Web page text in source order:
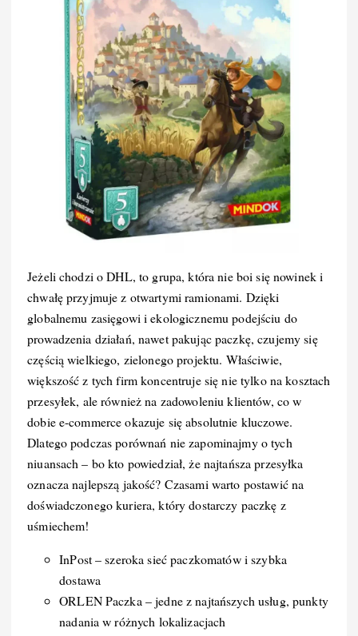
Jeżeli chodzi o DHL, to grupa, która nie boi się nowinek i
chwałę przyjmuje z otwartymi ramionami. Dzięki
globalnemu zasięgowi i ekologicznemu podejściu do
prowadzenia działań, nawet pakując paczkę, czujemy się
częścią wielkiego, zielonego projektu. Właściwie,
większość z tych firm koncentruje się nie tylko na kosztach
przesyłek, ale również na zadowoleniu klientów, co w
dobie e-commerce okazuje się absolutnie kluczowe.
Dlatego podczas porównań nie zapominajmy o tych
niuansach – bo kto powiedział, że najtańsza przesyłka
oznacza najlepszą jakość? Czasami warto postawić na
doświadczonego kuriera, który dostarczy paczkę z
uśmiechem!
InPost – szeroka sieć paczkomatów i szybka
dostawa
ORLEN Paczka – jedne z najtańszych usług, punkty
nadania w różnych lokalizacjach